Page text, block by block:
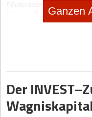
Fördermittel BG-Start!»
Förderdatenbank:Erfahren
Fördermittel
Hamburg mbH»
Ganzen
Der
Wagniskapital